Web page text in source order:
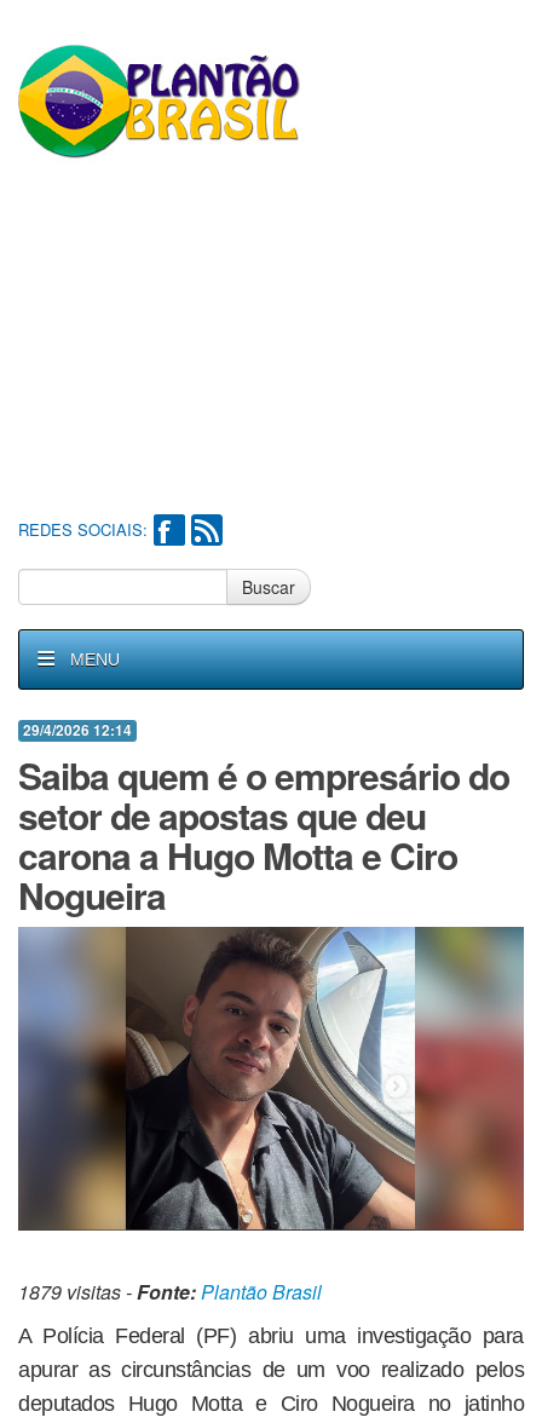
REDES SOCIAIS:
Buscar
MENU
29/4/2026 12:14
Saiba quem é o empresário do
setor de apostas que deu
carona a Hugo Motta e Ciro
Nogueira
1879 visitas -Fonte: Plantão Brasil
A Polícia Federal (PF) abriu uma investigação para
apurar as circunstâncias de um voo realizado pelos
deputados Hugo Motta e Ciro Nogueira no jatinho